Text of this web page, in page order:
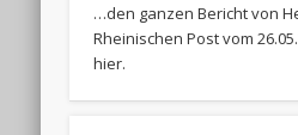
…den ganzen Bericht von
Rheinischen Post vom
hier.